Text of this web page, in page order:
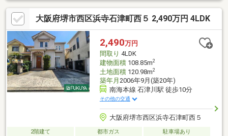
り・駐車2台可◆見るだけ大歓迎◆接客対応品質に自信があり◆
夜間早朝もお気軽にご連絡ください！◆無料送迎可「購入するか
分からないけど見るだけ見たい」「他社の物件もまとめて見てみ
たい」等 ご購入をご検討中のお客様にとって、より良い条件でご
購入頂く為に精一杯サポート致します不動産の事なら何でもお気
軽にご相談下さい！
大阪府堺市西区浜寺石津町西５ 2,490万円 4LDK
2,490万円
間取り 4LDK
建物面積108.85m2
土地面積120.98m2
築年月 2006年9月(築20年)
南海本線 石津川駅 徒歩10分
その他の交通
大阪府堺市西区浜寺石津町西５
2階建て 都市ガス
駐車場あり